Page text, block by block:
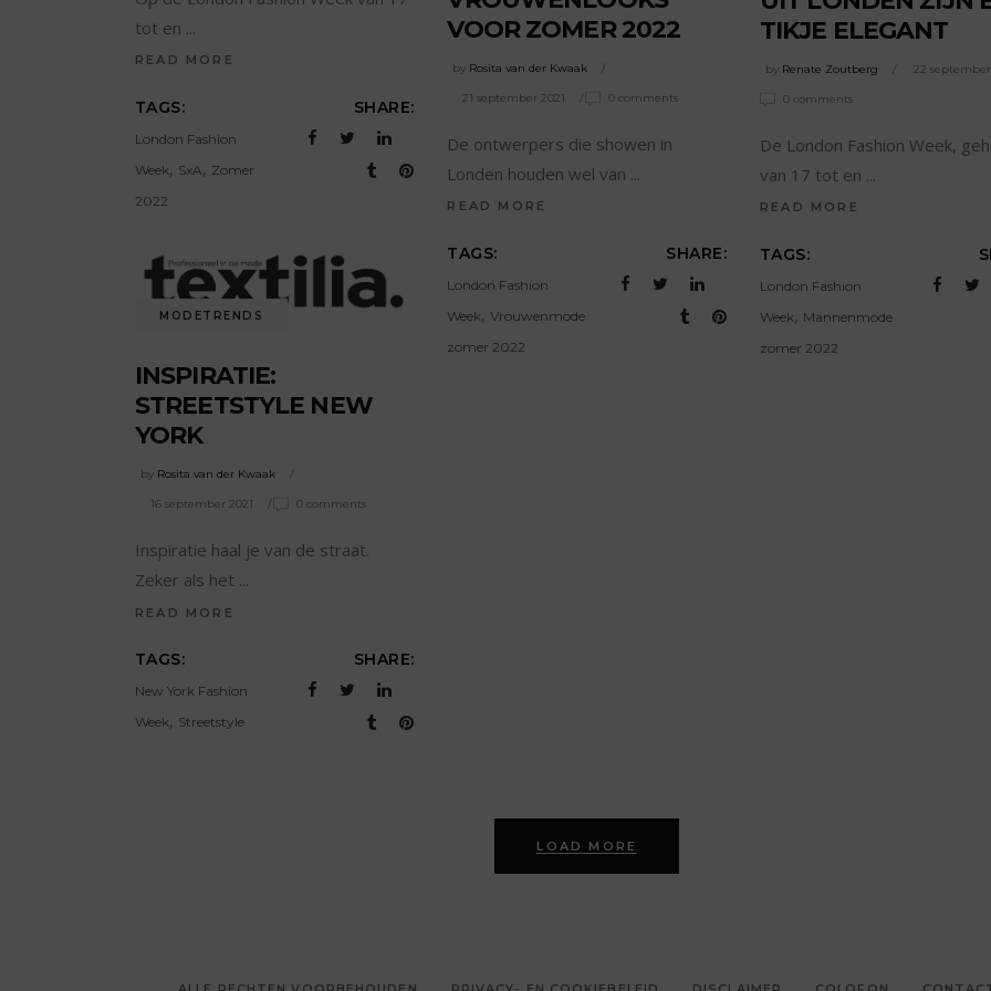
tot en
READ MORE
TAGS:
London Fashion
Week, SxA, Zomer
2022
SHARE:
TIKJE ELEGANT
by Renate Zoutberg 22 september
0 comments
De London Fashion Week,
van 17 tot en
READ MORE
TAGS:
London Fashion
Week, Mannenmode
zomer 2022
VOOR ZOMER 2022
by Rosita van der Kwaak
21 september 2021 0 comments
De ontwerpers die showen in
Londen houden wel van
READ MORE
TAGS:
London Fashion
Week,Vrouwenmode
zomer 2022
SHARE:
MODETRENDS
INSPIRATIE:
STREETSTYLE NEW
YORK
by Rosita van der Kwaak
16 september 2021 0 comments
Inspiratie haal je van de straat.
Zeker als het
READ MORE
TAGS:
New York Fashion
Week, Streetstyle
SHARE:
LOAD MORE